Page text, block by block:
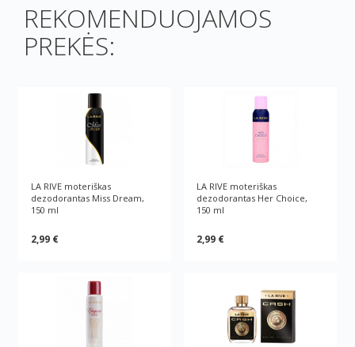
REKOMENDUOJAMOS
PREKĖS:
LA RIVE moteriškas
dezodorantas Miss Dream,
150 ml
2,99 €
LA RIVE moteriškas
dezodorantas Her Choice,
150 ml
2,99 €